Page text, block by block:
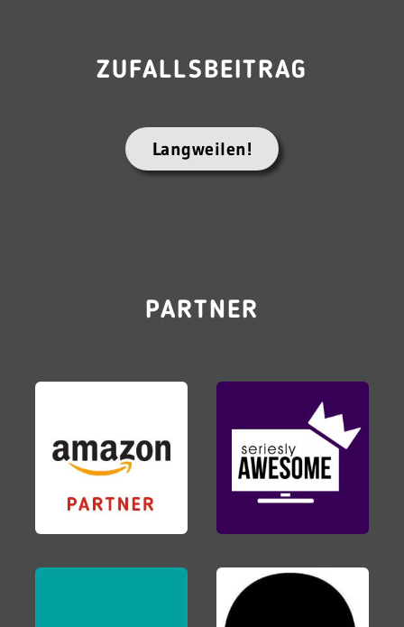
ZUFALLSBEITRAG
Langweilen!
PARTNER